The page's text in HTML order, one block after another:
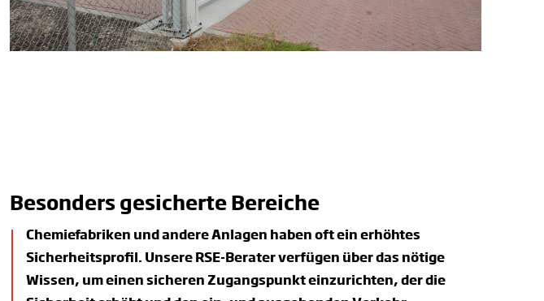
Besonders gesicherte Bereiche
Chemiefabriken und andere Anlagen haben oft ein erhöhtes
Sicherheitsprofil. Unsere RSE-Berater verfügen über das nötige
Wissen, um einen sicheren Zugangspunkt einzurichten, der die